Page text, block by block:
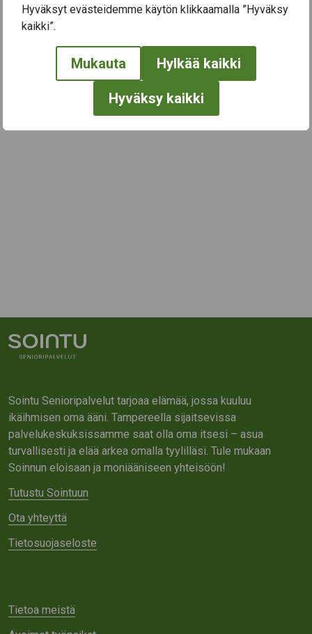
Hyväksyt evästeidemme käytön klikkaamalla ”Hyväksy
kaikki”.
Mukauta Hylkää kaikki
Hyväksy kaikki
Sointu Senioripalvelut tarjoaa elämää, jossa kuuluu
ikäihmisen oma ääni. Tampereella sijaitsevissa
palvelukeskuksissamme saat olla oma itsesi – asua
turvallisesti ja elää arkea omalla tyylilläsi. Tule mukaan
Soinnun eloisaan ja moniääniseen yhteisöön!
Tutustu Sointuun
Ota yhteyttä
Tietosuojaseloste
Tietoa meistä